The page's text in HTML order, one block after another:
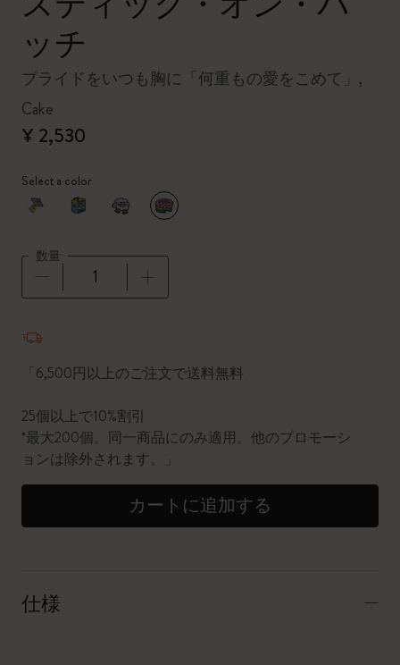
ッチ
プライドをいつも胸に「何重もの愛をこめて」,
Cake
¥ 2,530
Select a color
選択済
* 選択したカラー
数量
「6,500円以上のご注文で送料無料
25個以上で10%割引
*最大200個。同一商品にのみ適用。他のプロモーシ
ョンは除外されます。」
カートに追加する
仕様